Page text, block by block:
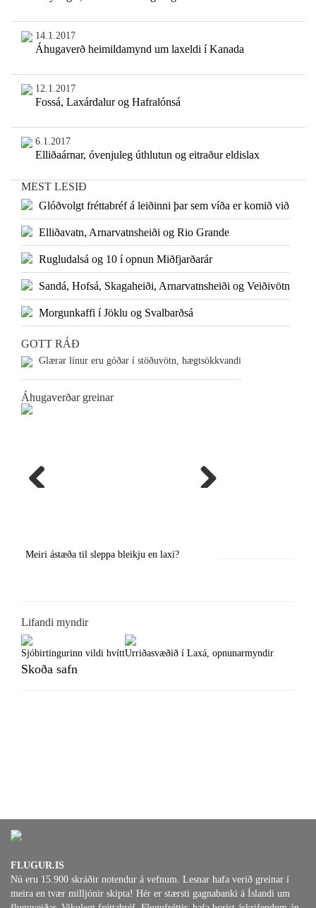
14.1.2017
Áhugaverð heimildamynd um laxeldi í Kanada
12.1.2017
Fossá, Laxárdalur og Hafralónsá
6.1.2017
Elliðaárnar, óvenjuleg úthlutun og eitraður eldislax
MEST LESIÐ
Glóðvolgt fréttabréf á leiðinni þar sem víða er komið við
Elliðavatn, Arnarvatnsheiði og Rio Grande
Rugludalsá og 10 í opnun Miðfjarðarár
Sandá, Hofsá, Skagaheiði, Arnarvatnsheiði og Veiðivötn
Morgunkaffi í Jöklu og Svalbarðsá
GOTT RÁÐ
Glærar línur eru góðar í stöðuvötn, hægtsökkvandi
Áhugaverðar greinar
Meiri ástæða til sleppa bleikju en laxi?
Lifandi myndir
Sjóbirtingurinn vildi hvíttUrriðasvæðið í Laxá, opnunarmyndir
Skoða safn
FLUGUR.IS
Nú eru 15.900 skráðir notendur á vefnum. Lesnar hafa verið greinar í
meira en tvær milljónir skipta! Hér er stærsti gagnabanki á Íslandi um